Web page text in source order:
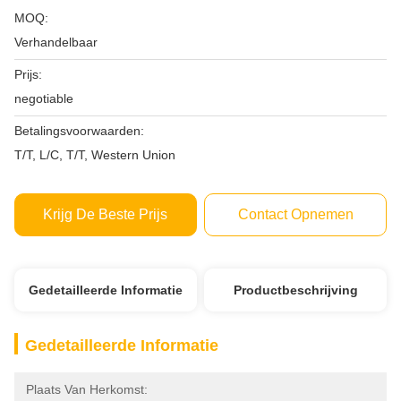
MOQ:
Verhandelbaar
Prijs:
negotiable
Betalingsvoorwaarden:
T/T, L/C, T/T, Western Union
Krijg De Beste Prijs Contact Opnemen
Gedetailleerde Informatie Productbeschrijving
Gedetailleerde Informatie
Plaats Van Herkomst: